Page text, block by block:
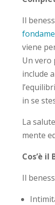
Il
viene
Un vero
include
in se
La
mente
Cos’è il
Il